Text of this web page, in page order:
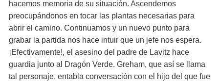
hacemos memoria de su situación. Ascendemos
preocupándonos en tocar las plantas necesarias para
abrir el camino. Continuamos y un nuevo punto para
grabar la partida nos hace intuir que un jefe nos espera.
¡Efectivamente!, el asesino del padre de Lavitz hace
guardia junto al Dragón Verde. Greham, que así se llama
tal personaje, entabla conversación con el hijo del que fue